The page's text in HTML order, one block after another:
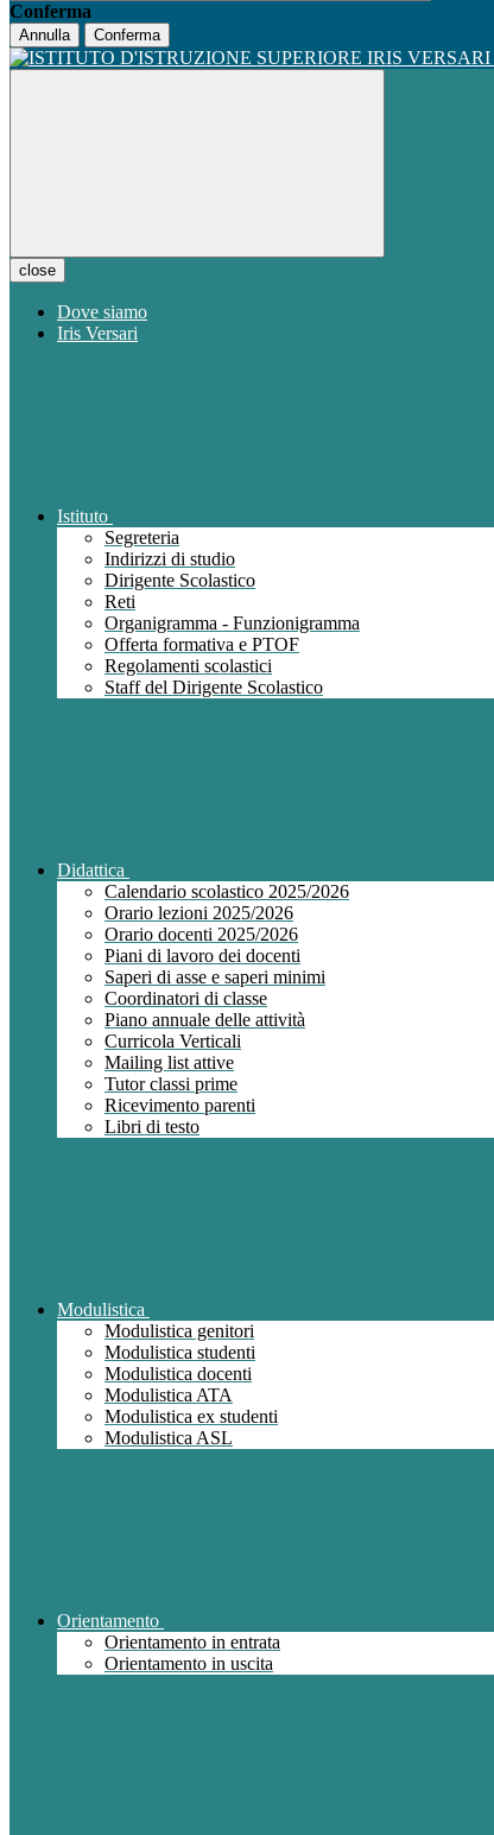
Conferma
Annulla Conferma
close
Dove siamo
Iris Versari
Istituto
Segreteria
Indirizzi di studio
Dirigente Scolastico
Reti
Organigramma - Funzionigramma
Offerta formativa e PTOF
Regolamenti scolastici
Staff del Dirigente Scolastico
Didattica
Calendario scolastico 2025/2026
Orario lezioni 2025/2026
Orario docenti 2025/2026
Piani di lavoro dei docenti
Saperi di asse e saperi minimi
Coordinatori di classe
Piano annuale delle attività
Curricola Verticali
Mailing list attive
Tutor classi prime
Ricevimento parenti
Libri di testo
Modulistica
Modulistica genitori
Modulistica studenti
Modulistica docenti
Modulistica ATA
Modulistica ex studenti
Modulistica ASL
Orientamento
Orientamento in entrata
Orientamento in uscita